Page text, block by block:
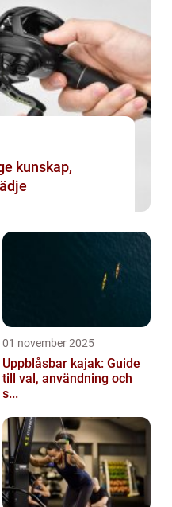
01 november 2025
Uppblåsbar kajak: Guide
till val, användning och
s...